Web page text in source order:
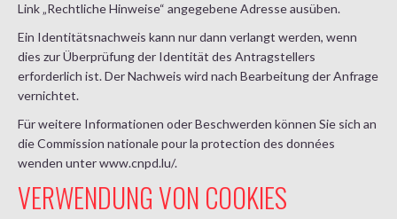
Link „Rechtliche Hinweise“ angegebene Adresse ausüben.
Ein Identitätsnachweis kann nur dann verlangt werden, wenn
dies zur Überprüfung der Identität des Antragstellers
erforderlich ist. Der Nachweis wird nach Bearbeitung der Anfrage
vernichtet.
Für weitere Informationen oder Beschwerden können Sie sich an
die Commission nationale pour la protection des données
wenden unterwww.cnpd.lu/.
VERWENDUNG VON COOKIES